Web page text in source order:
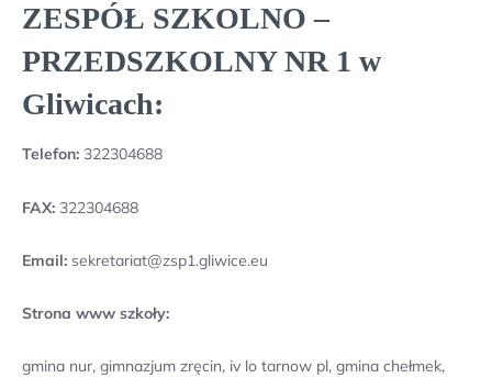
ZESPÓŁ SZKOLNO –
PRZEDSZKOLNY NR 1 w
Gliwicach:
Telefon: 322304688
FAX: 322304688
Email: sekretariat@zsp1.gliwice.eu
Strona www szkoły:
gmina nur, gimnazjum zręcin, iv lo tarnow pl, gmina chełmek,